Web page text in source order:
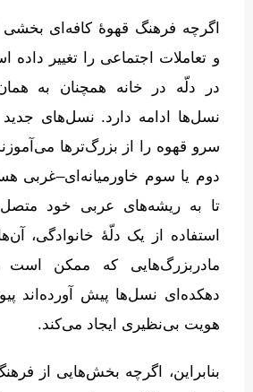
اگرچه فرهنگ قهوهٔ کافه‌ای
و تعاملات اجتماعی را تغییر
در دلّه در خانه همچنان به
نسل‌ها ادامه دارد. نسل‌های جدید
سرو قهوه را از بزرگ‌ترها
دوم یا سوم خاورمیانه‌ای–غربی
تا به ریشه‌های عربی خود متصل
استفاده از یک دلّهٔ خانوادگی،
مادربزرگ‌هایی که ممکن است
دهکده‌ای نسل‌ها پیش آورده‌اند
هویت بی‌نظیری ایجاد می‌کند.
بنابراین، اگرچه بخش‌هایی از